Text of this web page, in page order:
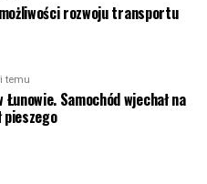
rozwoju transportu
temu
Łunowie. Samochód wjechał na